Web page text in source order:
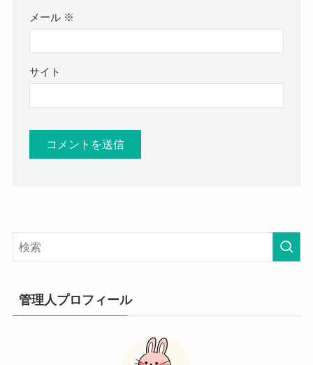
メール ※
サイト
管理人プロフィール